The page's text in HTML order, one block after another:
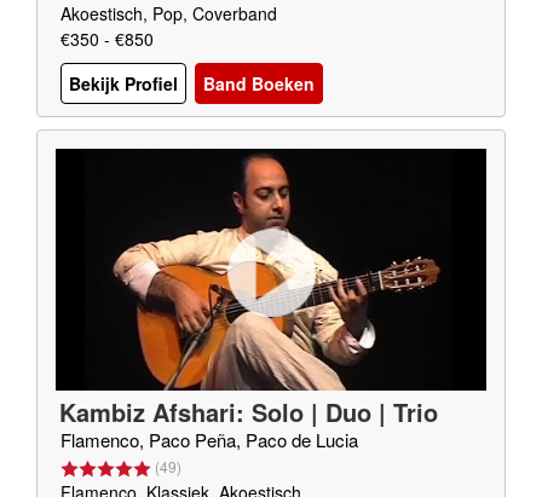
Akoestisch, Pop, Coverband
€350 - €850
Bekijk Profiel
Band Boeken
Kambiz Afshari: Solo | Duo | Trio
Flamenco, Paco Peña, Paco de Lucia
(49)
Flamenco, Klassiek, Akoestisch